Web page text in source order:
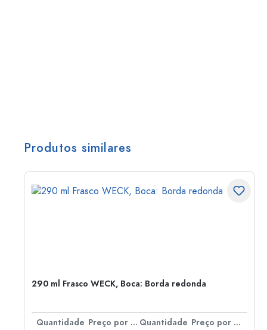
Produtos similares
290 ml Frasco WECK, Boca: Borda redonda
Quantidade Preço por peça Quantidade
Preço por peça